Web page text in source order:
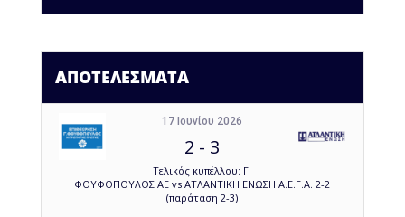
ΑΠΟΤΕΛΕΣΜΑΤΑ
17 Ιουνίου 2026
2 - 3
Τελικός κυπέλλου: Γ.
ΦΟΥΦΟΠΟΥΛΟΣ ΑΕ vs ΑΤΛΑΝΤΙΚΗ ΕΝΩΣΗ Α.Ε.Γ.Α. 2-2
(παράταση 2-3)